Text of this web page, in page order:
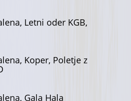
Letni oder KGB,
Koper, Poletje z
Gala Hala